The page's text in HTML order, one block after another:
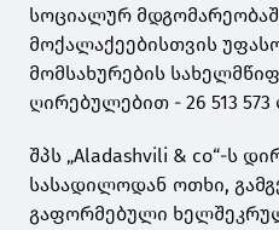
სოციალურ
მოქალაქეებისთვის
მომსახურების
ღირებულებით - 26 513
შპს „Aladashvili & co“-ს
სასადილოდან ოთხი,
გაფორმებული